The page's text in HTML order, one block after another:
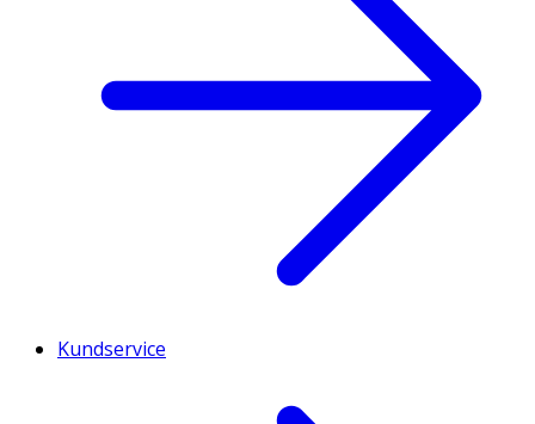
Kundservice